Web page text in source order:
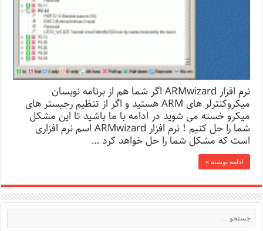
نرم افزار ARMwizard اگر شما هم از برنامه نویسان
میکروکنترلر های ARM هستید و اگر از تنظیم رجیستر های
میکرو خسته می شوید در ادامه با ما باشید تا این مشکل
شما را حل کنیم ! نرم افزار ARMwizard اسم نرم افزاری
است که مشکل شما را حل خواهد کرد …
ادامه نوشته »